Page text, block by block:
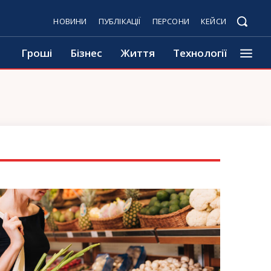
НОВИНИ ПУБЛІКАЦІЇ ПЕРСОНИ КЕЙСИ
Гроші Бізнес Життя Технології